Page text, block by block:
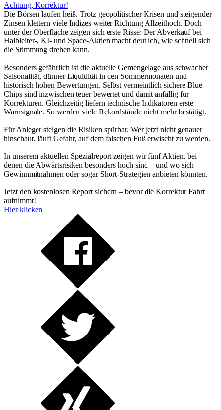
Achtung, Korrektur!
Die Börsen laufen heiß. Trotz geopolitischer Krisen und steigender
Zinsen klettern viele Indizes weiter Richtung Allzeithoch. Doch
unter der Oberfläche zeigen sich erste Risse: Der Abverkauf bei
Halbleiter-, KI- und Space-Aktien macht deutlich, wie schnell sich
die Stimmung drehen kann.
Besonders gefährlich ist die aktuelle Gemengelage aus schwacher
Saisonalität, dünner Liquidität in den Sommermonaten und
historisch hohen Bewertungen. Selbst vermeintlich sichere Blue
Chips sind inzwischen teuer bewertet und damit anfällig für
Korrekturen. Gleichzeitig liefern technische Indikatoren erste
Warnsignale. So werden viele Rekordstände nicht mehr bestätigt.
Für Anleger steigen die Risiken spürbar. Wer jetzt nicht genauer
hinschaut, läuft Gefahr, auf dem falschen Fuß erwischt zu werden.
In unserem aktuellen Spezialreport zeigen wir fünf Aktien, bei
denen die Abwärtsrisiken besonders hoch sind – und wo sich
Gewinnmitnahmen oder sogar Short-Strategien anbieten könnten.
Jetzt den kostenlosen Report sichern – bevor die Korrektur Fahrt
aufnimmt!
Hier klicken